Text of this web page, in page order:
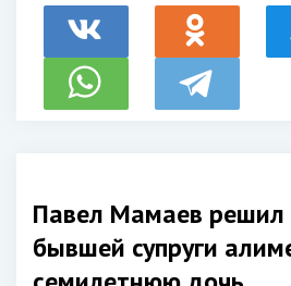
Павел Мамаев решил
бывшей супруги